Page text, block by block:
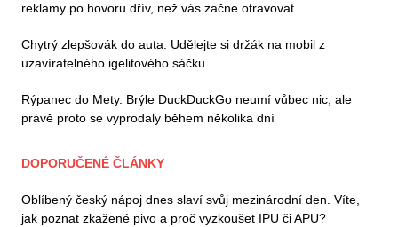
reklamy po hovoru dřív, než vás začne otravovat
Chytrý zlepšovák do auta: Udělejte si držák na mobil z
uzavíratelného igelitového sáčku
Rýpanec do Mety. Brýle DuckDuckGo neumí vůbec nic, ale
právě proto se vyprodaly během několika dní
DOPORUČENÉ ČLÁNKY
Oblíbený český nápoj dnes slaví svůj mezinárodní den. Víte,
jak poznat zkažené pivo a proč vyzkoušet IPU či APU?